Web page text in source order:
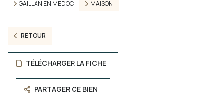
GAILLAN EN MEDOC
MAISON
RETOUR
TÉLÉCHARGER LA FICHE
PARTAGER CE BIEN